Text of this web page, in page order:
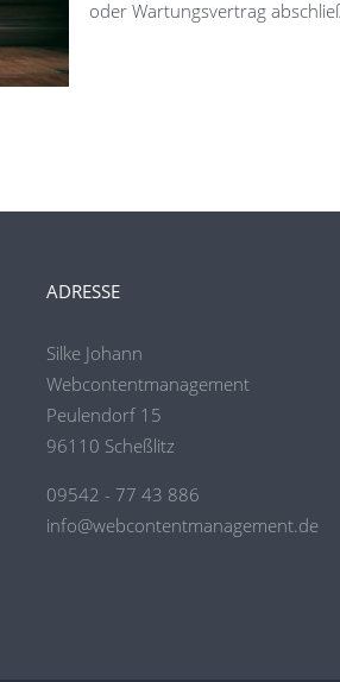
oder Wartungsvertrag
ADRESSE
Silke Johann
Webcontentmanagement
Peulendorf 15
96110 Scheßlitz
09542 - 77 43 886
info@webcontentmanagement.de